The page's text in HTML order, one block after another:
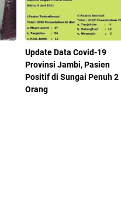
Update Data Covid-19
Provinsi Jambi, Pasien
Positif di Sungai Penuh 2
Orang